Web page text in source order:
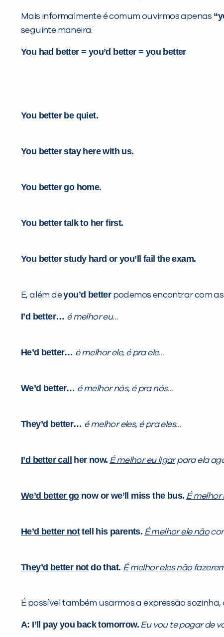
Mais informalmente é comum ouvirmos apenas
seguinte maneira:
You had better = you’d better = you better
You better be quiet.
You better stay here with us.
You better go home.
You better talk to her first.
You better study hard or you’ll fail the exam.
E, além deyou’d betterpodemos encontrar com
I’d better… é melhor eu…
He’d better… é melhor ele, é pra ele…
We’d better… é melhor nós, é pra nós…
They’d better… é melhor eles, é pra eles…
I’d better call her now. É melhor eu ligarpara ela
We’d better gonow or we’ll miss the bus. É melhor
He’d better nottell his parents. É melhor ele não
They’d better notdo that. É melhor eles não
É possível também usarmos a expressão
A: I’ll pay you back tomorrow. Eu vou te pagar de